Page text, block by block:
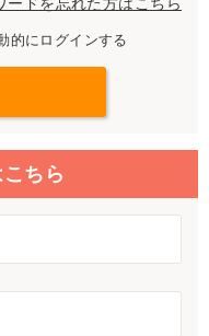
的にログインする
ちら